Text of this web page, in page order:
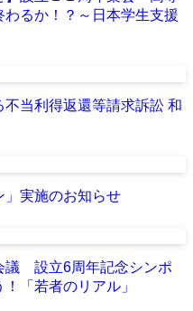
るか！？～日本学生支援
当利得返還等請求訴訟 和
」実施のお知らせ
議 設立6周年記念シンポ
「若者のリアル」